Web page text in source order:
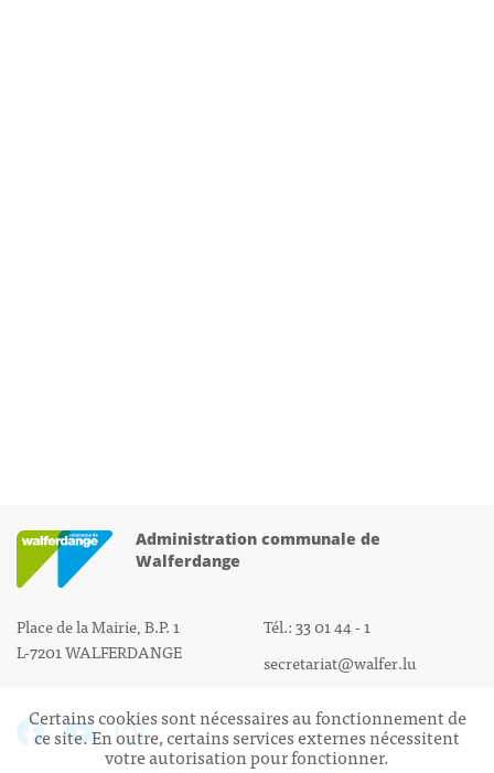
Administration communale de
Walferdange
Place de la Mairie, B.P. 1
L-7201 WALFERDANGE
Tél.: 33 01 44 - 1
secretariat@walfer.lu
Certains cookies sont nécessaires au fonctionnement de
ce site. En outre, certains services externes nécessitent
votre autorisation pour fonctionner.